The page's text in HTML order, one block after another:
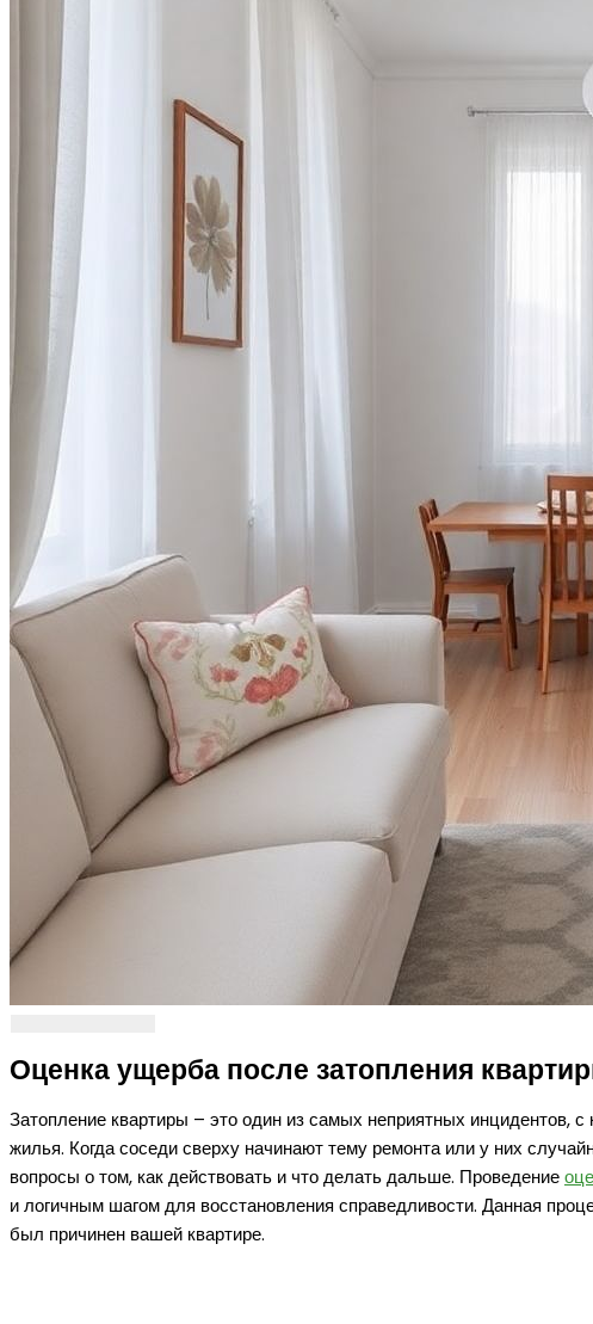
Оценка ущерба после затопления
Затопление квартиры – это один из самых неприятных инцидентов,
жилья. Когда соседи сверху начинают тему ремонта или у них
вопросы о том, как действовать и что делать дальше. Проведение
и логичным шагом для восстановления справедливости. Данная
был причинен вашей квартире.